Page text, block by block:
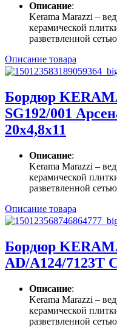
Описание:
Kerama Marazzi –
керамической
разветвленной
Описание товара
Бордюр
SG192/001
20х4,8х11
Описание:
Kerama Marazzi –
керамической
разветвленной
Описание товара
Бордюр
AD/A124/7123T
Описание:
Kerama Marazzi –
керамической
разветвленной